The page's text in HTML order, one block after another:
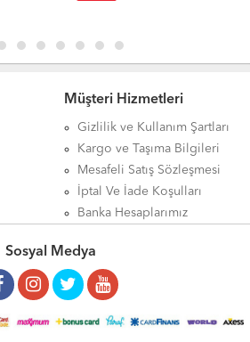
Müşteri Hizmetleri
Gizlilik ve Kullanım Şartları
Kargo ve Taşıma Bilgileri
Mesafeli Satış Sözleşmesi
İptal Ve İade Koşulları
Banka Hesaplarımız
Sosyal Medya